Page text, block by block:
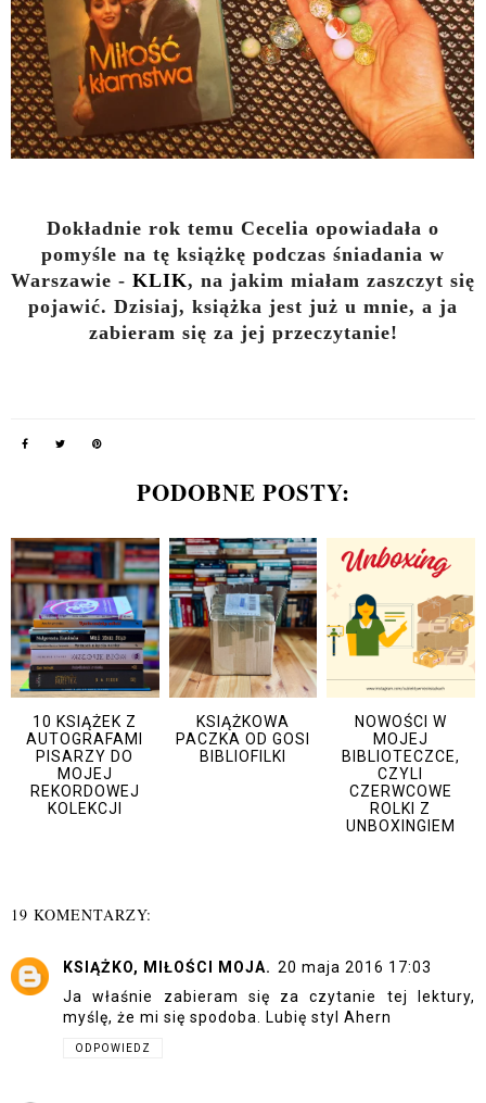
Dokładnie rok temu Cecelia opowiadała o
pomyśle na tę książkę podczas śniadania w
Warszawie - KLIK, na jakim miałam zaszczyt się
pojawić. Dzisiaj, książka jest już u mnie, a ja
zabieram się za jej przeczytanie!
PODOBNE POSTY:
10 KSIĄŻEK Z
AUTOGRAFAMI
PISARZY DO
MOJEJ
REKORDOWEJ
KOLEKCJI
KSIĄŻKOWA
PACZKA OD GOSI
BIBLIOFILKI
NOWOŚCI W
MOJEJ
BIBLIOTECZCE,
CZYLI
CZERWCOWE
ROLKI Z
UNBOXINGIEM
19 KOMENTARZY:
KSIĄŻKO, MIŁOŚCI MOJA. 20 maja 2016 17:03
Ja właśnie zabieram się za czytanie tej lektury,
myślę, że mi się spodoba. Lubię styl Ahern
ODPOWIEDZ